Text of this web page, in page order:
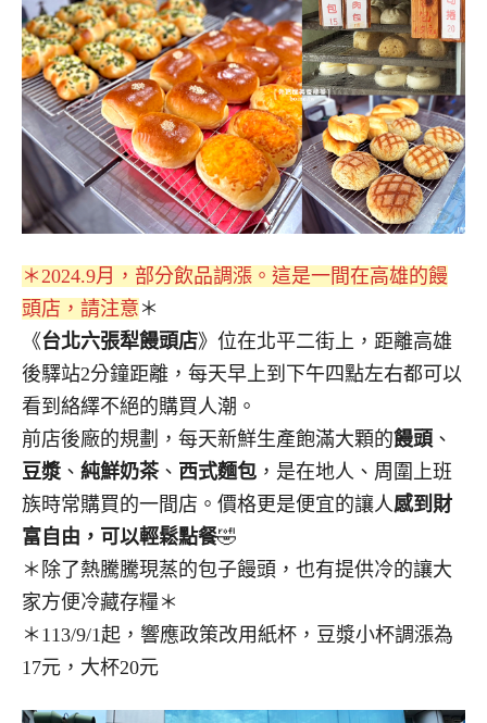
＊2024.9月，部分飲品調漲。這是一間在高雄的饅
頭店，請注意 ＊
《台北六張犁饅頭店》位在北平二街上，距離高雄
後驛站2分鐘距離，每天早上到下午四點左右都可以
看到絡繹不絕的購買人潮。
前店後廠的規劃，每天新鮮生產飽滿大顆的饅頭 、
豆漿 、 純鮮奶茶、 西式麵包 ，是在地人、周圍上班
族時常購買的一間店。價格更是便宜的讓人感到財
富自由，可以輕鬆點餐🤣
＊除了熱騰騰現蒸的包子饅頭，也有提供冷的讓大
家方便冷藏存糧＊
＊113/9/1起，響應政策改用紙杯，豆漿小杯調漲為
17元，大杯20元